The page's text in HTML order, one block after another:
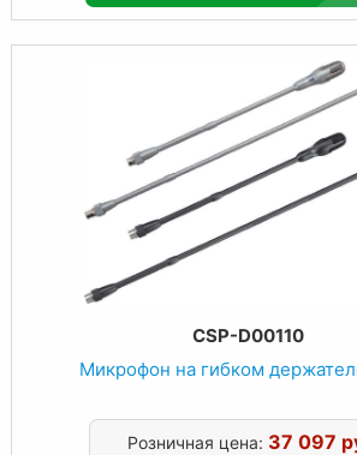
CSP-D00110
Микрофон на гибком
Розничная цена: 37 097